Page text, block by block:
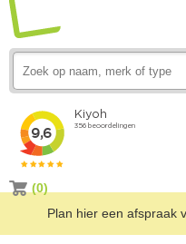
(0)
Plan hier een afspraak